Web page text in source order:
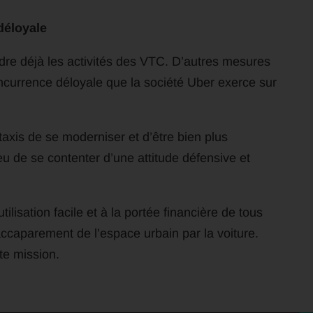
déjà les activités des VTC. D’autres mesures
déloyale que la société Uber exerce sur
de se moderniser et d’être bien plus
de se contenter d’une attitude défensive et
facile et à la portée financière de tous
de l’espace urbain par la voiture.
mission.